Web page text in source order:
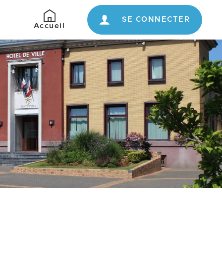
AccueilRetour
l'accueil
SE CONNECTER